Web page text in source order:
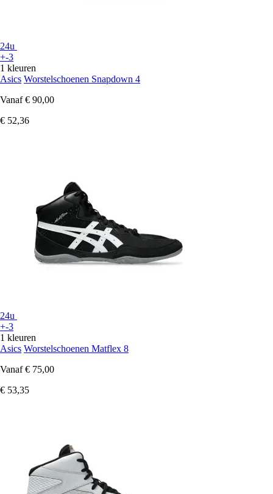
24u
+-3
1 kleuren
Asics Worstelschoenen Snapdown 4
Vanaf € 90,00
€ 52,36
24u
+-3
1 kleuren
Asics Worstelschoenen Matflex 8
Vanaf € 75,00
€ 53,35